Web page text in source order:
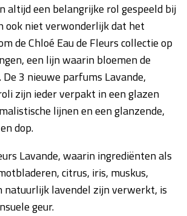
altijd een belangrijke rol gespeeld bij
ook niet verwonderlijk dat het
de Chloé Eau de Fleurs collectie op
een lijn waarin bloemen de
3 nieuwe parfums Lavande,
zijn ieder verpakt in een glazen
lijnen en een glanzende,
dop.
Lavande, waarin ingrediënten als
citrus, iris, muskus,
natuurlijk lavendel zijn verwerkt, is
geur.